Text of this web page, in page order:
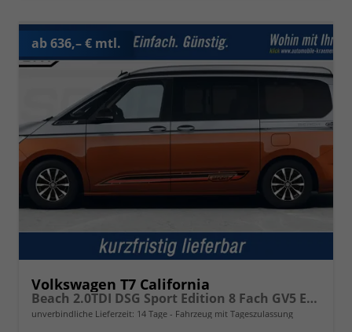
ab 636,– € mtl.
Volkswagen T7 California
Beach 2.0TDI DSG Sport Edition 8 Fach GV5 Elegance+
unverbindliche Lieferzeit: 14 Tage Fahrzeug mit Tageszulassung